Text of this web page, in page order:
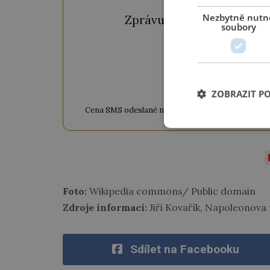
Zprávu ve tvaru "CTU
Cena SMS odeslané na číslo 9033320 je 20 Kč vč.
Foto: Wikipedia commons/ Public domain
Zdroje informací: Jiří Kovařík, Napoleonova
Sdílet na Facebooku
Nezbytně
soubory
ZOBRAZIT